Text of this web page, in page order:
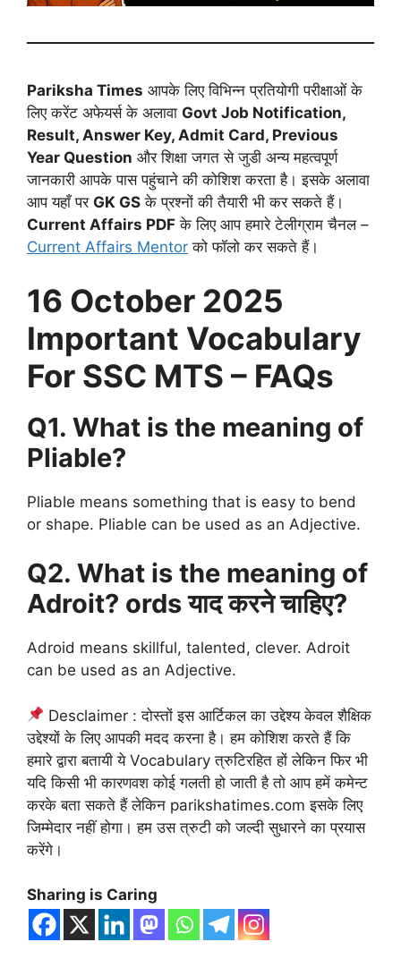
Pariksha Times आपके लिए विभिन्न प्रतियोगी परीक्षाओं के
लिए करेंट अफेयर्स के अलावा Govt Job Notification,
Result, Answer Key, Admit Card, Previous
Year Question और शिक्षा जगत से जुडी अन्य महत्वपूर्ण
जानकारी आपके पास पहुंचाने की कोशिश करता है। इसके अलावा
आप यहाँ पर GK GS के प्रश्नों की तैयारी भी कर सकते हैं।
Current Affairs PDF के लिए आप हमारे टेलीग्राम चैनल –
Current Affairs Mentor को फॉलो कर सकते हैं।
16 October 2025
Important Vocabulary
For SSC MTS – FAQs
Q1. What is the meaning of
Pliable?
Pliable means something that is easy to bend
or shape. Pliable can be used as an Adjective.
Q2. What is the meaning of
Adroit? ords याद करने चाहिए?
Adroid means skillful, talented, clever. Adroit
can be used as an Adjective.
Desclaimer : दोस्तों इस आर्टिकल का उद्देश्य केवल शैक्षिक
उद्देश्यों के लिए आपकी मदद करना है। हम कोशिश करते हैं कि
हमारे द्वारा बतायी ये Vocabulary त्रुटिरहित हों लेकिन फिर भी
यदि किसी भी कारणवश कोई गलती हो जाती है तो आप हमें कमेन्ट
करके बता सकते हैं लेकिन parikshatimes.com इसके लिए
जिम्मेदार नहीं होगा। हम उस त्रुटी को जल्दी सुधारने का प्रयास
करेंगे।
Sharing is Caring